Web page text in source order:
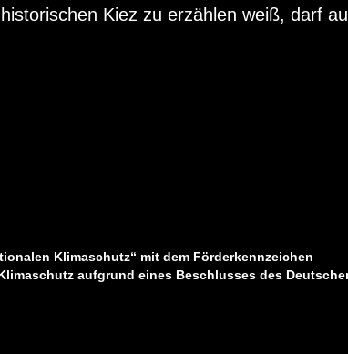
Kiez zu erzählen weiß, darf
Klimaschutz“ mit dem Förderkennzeichen
aufgrund eines Beschlusses des